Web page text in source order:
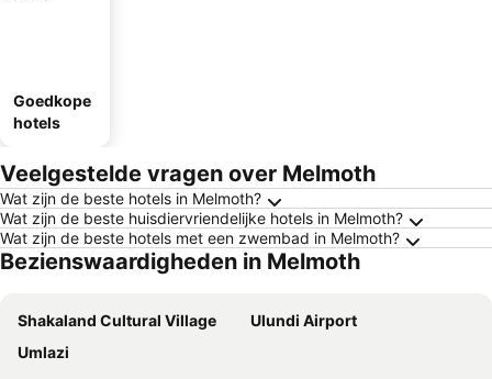
Goedkope
hotels
Veelgestelde vragen over Melmoth
Wat zijn de beste hotels in Melmoth?
Wat zijn de beste huisdiervriendelijke hotels in Melmoth?
Wat zijn de beste hotels met een zwembad in Melmoth?
Bezienswaardigheden in Melmoth
Shakaland Cultural Village
Ulundi Airport
Umlazi